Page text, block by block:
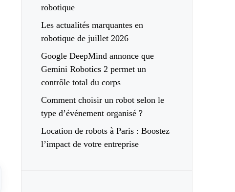
robotique
Les actualités marquantes en
robotique de juillet 2026
Google DeepMind annonce que
Gemini Robotics 2 permet un
contrôle total du corps
Comment choisir un robot selon le
type d’événement organisé ?
Location de robots à Paris : Boostez
l’impact de votre entreprise